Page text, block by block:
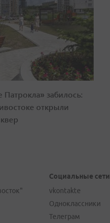
Патрокла» забилось:
открыли
Социальные сети
vkontakte
Одноклассники
Телеграм